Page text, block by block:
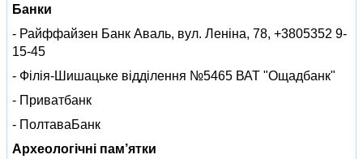
Банки
- Райффайзен Банк Аваль, вул. Леніна, 78, +3805352 9-
15-45
- Філія-Шишацьке відділення №5465 ВАТ "Ощадбанк"
- Приватбанк
- ПолтаваБанк
Археологічні пам’ятки